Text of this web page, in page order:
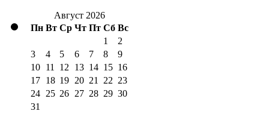
Август 2026
Пн Вт Ср Чт Пт Сб Вс
1
2
3
4 5 6 7 8
9
10 11 12 13 14 15 16
17 18 19 20 21 22 23
24 25 26 27 28 29 30
31